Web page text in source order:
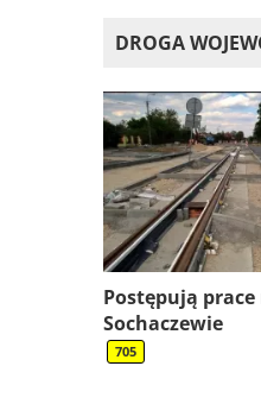
DROGA
Postępują prace
Sochaczewie
705